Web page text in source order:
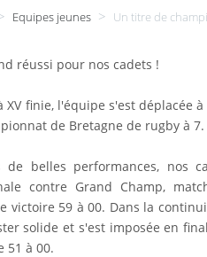
Equipes jeunes > Un titre de
réussi pour nos cadets !
XV finie, l'équipe s'est déplacée
de Bretagne de rugby à 7.
de belles performances, nos
contre Grand Champ,
victoire 59 à 00. Dans la
solide et s'est imposée en
51 à 00.